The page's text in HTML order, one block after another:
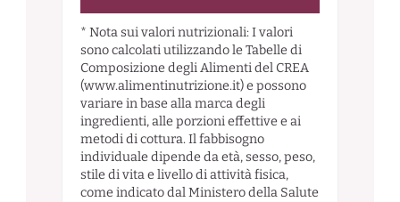
* Nota sui valori nutrizionali: I valori
sono calcolati utilizzando le Tabelle di
Composizione degli Alimenti del CREA
(www.alimentinutrizione.it) e possono
variare in base alla marca degli
ingredienti, alle porzioni effettive e ai
metodi di cottura. Il fabbisogno
individuale dipende da età, sesso, peso,
stile di vita e livello di attività fisica,
come indicato dal Ministero della Salute